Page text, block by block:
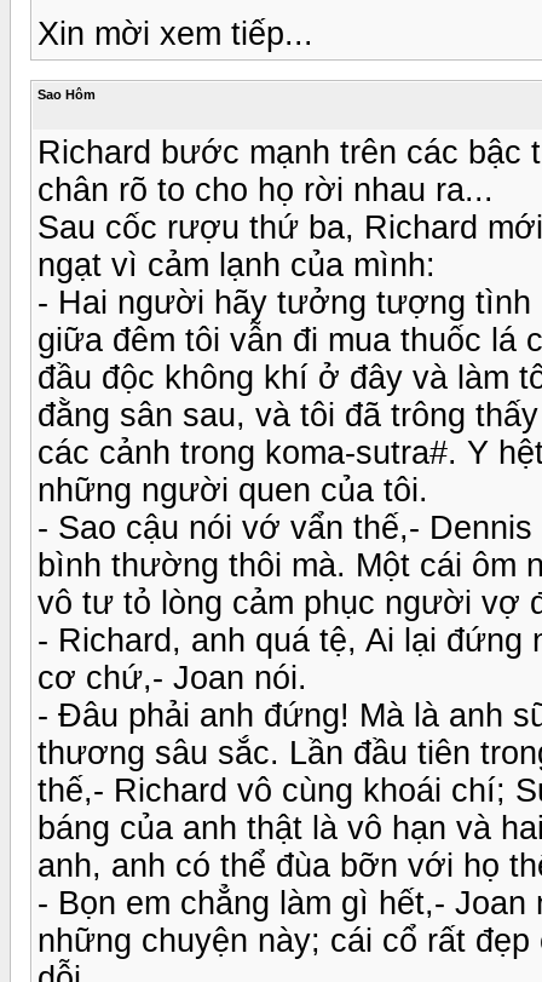
Xin mời xem tiếp...
Sao Hôm
Richard bước mạnh trên các bậc
chân rõ to cho họ rời nhau ra...
Sau cốc rượu thứ ba, Richard
ngạt vì cảm lạnh của mình:
- Hai người hãy tưởng tượng tình
giữa đêm tôi vẫn đi mua thuốc lá
đầu độc không khí ở đây và làm
đằng sân sau, và tôi đã trông
các cảnh trong koma-sutra#. Y
những người quen của tôi.
- Sao cậu nói vớ vẩn thế,-
bình thường thôi mà. Một cái ôm
vô tư tỏ lòng cảm phục người vợ
- Richard, anh quá tệ, Ai lại
cơ chứ,- Joan nói.
- Đâu phải anh đứng! Mà là anh
thương sâu sắc. Lần đầu tiên
thế,- Richard vô cùng khoái chí;
báng của anh thật là vô hạn và
anh, anh có thể đùa bỡn với họ
- Bọn em chẳng làm gì hết,-
những chuyện này; cái cổ rất